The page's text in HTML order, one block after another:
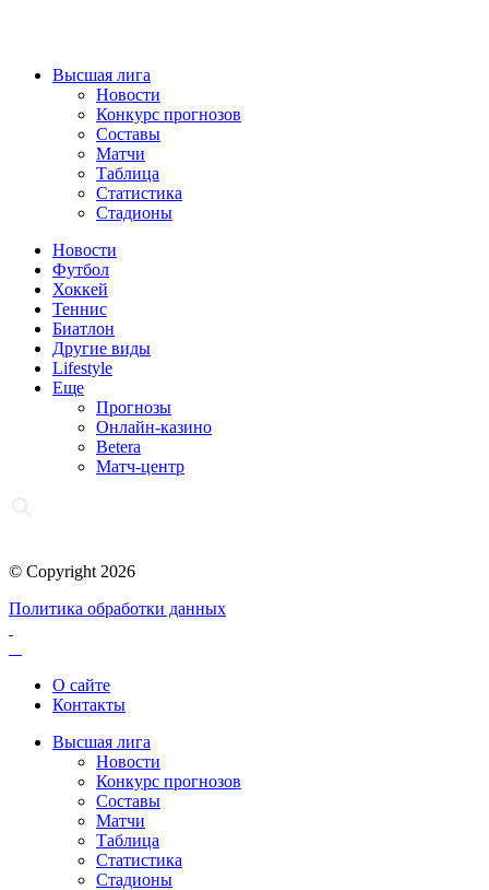
Высшая лига
Новости
Конкурс прогнозов
Составы
Матчи
Таблица
Статистика
Стадионы
Новости
Футбол
Хоккей
Теннис
Биатлон
Другие виды
Lifestyle
Еще
Прогнозы
Онлайн-казино
Betera
Матч-центр
© Copyright 2026
Политика обработки данных
О сайте
Контакты
Высшая лига
Новости
Конкурс прогнозов
Составы
Матчи
Таблица
Статистика
Стадионы